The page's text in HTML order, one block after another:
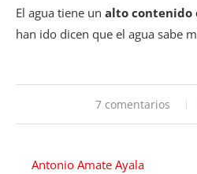
El agua tiene un alto contenido
han ido dicen que el agua sabe
7 comentarios
Antonio Amate Ayala